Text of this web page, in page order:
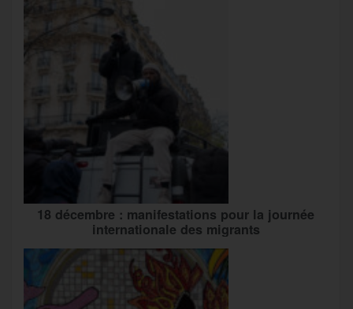
18 décembre : manifestations pour la journée
internationale des migrants